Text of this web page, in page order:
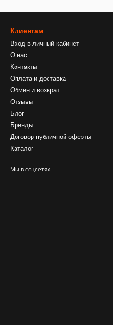
Клиентам
Вход в личный кабинет
О нас
Контакты
Оплата и доставка
Обмен и возврат
Отзывы
Блог
Бренды
Договор публичной оферты
Каталог
Мы в соцсетях